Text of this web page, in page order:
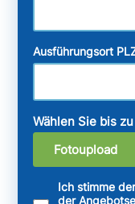
Ausführungsort
Wählen Sie bis
Fotoupload
Ich stimme
der